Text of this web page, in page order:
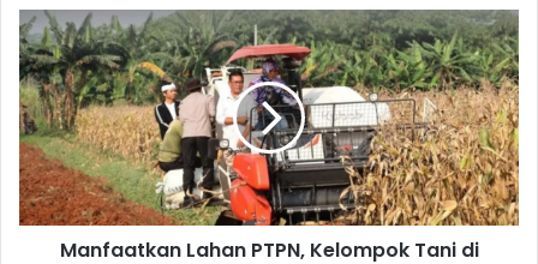
Manfaatkan
Lahan
PTPN,
Kelompok
Tani
di
Purwakarta
Sukses
Panen
Manfaatkan Lahan PTPN, Kelompok Tani di